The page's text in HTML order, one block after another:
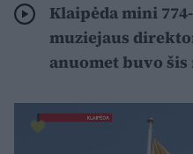
Klaipėda mini
muziejaus
anuomet buvo šis